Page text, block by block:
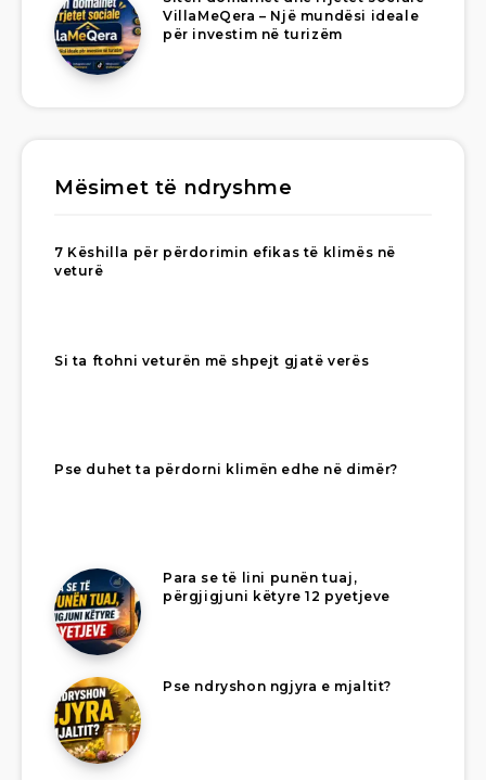
VillaMeQera – Një mundësi ideale
për investim në turizëm
Mësimet të ndryshme
7 Këshilla për përdorimin efikas të klimës në
veturë
Si ta ftohni veturën më shpejt gjatë verës
Pse duhet ta përdorni klimën edhe në dimër?
Para se të lini punën tuaj,
përgjigjuni këtyre 12 pyetjeve
Pse ndryshon ngjyra e mjaltit?